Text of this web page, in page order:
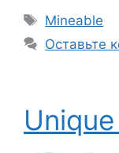
Метки
Mineable
Оставьте